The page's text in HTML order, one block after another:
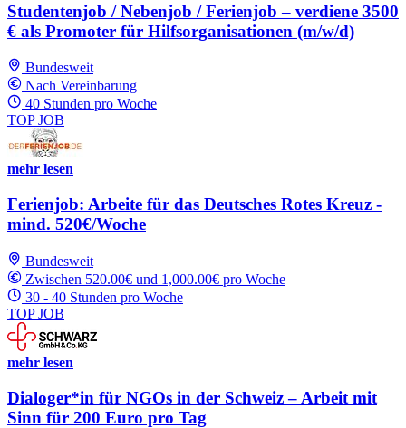
Studentenjob / Nebenjob / Ferienjob – verdiene 3500
€ als Promoter für Hilfsorganisationen (m/w/d)
Bundesweit
Nach Vereinbarung
40 Stunden pro Woche
TOP JOB
mehr lesen
Ferienjob: Arbeite für das Deutsches Rotes Kreuz -
mind. 520€/Woche
Bundesweit
Zwischen 520.00€ und 1,000.00€ pro Woche
30 - 40 Stunden pro Woche
TOP JOB
mehr lesen
Dialoger*in für NGOs in der Schweiz – Arbeit mit
Sinn für 200 Euro pro Tag